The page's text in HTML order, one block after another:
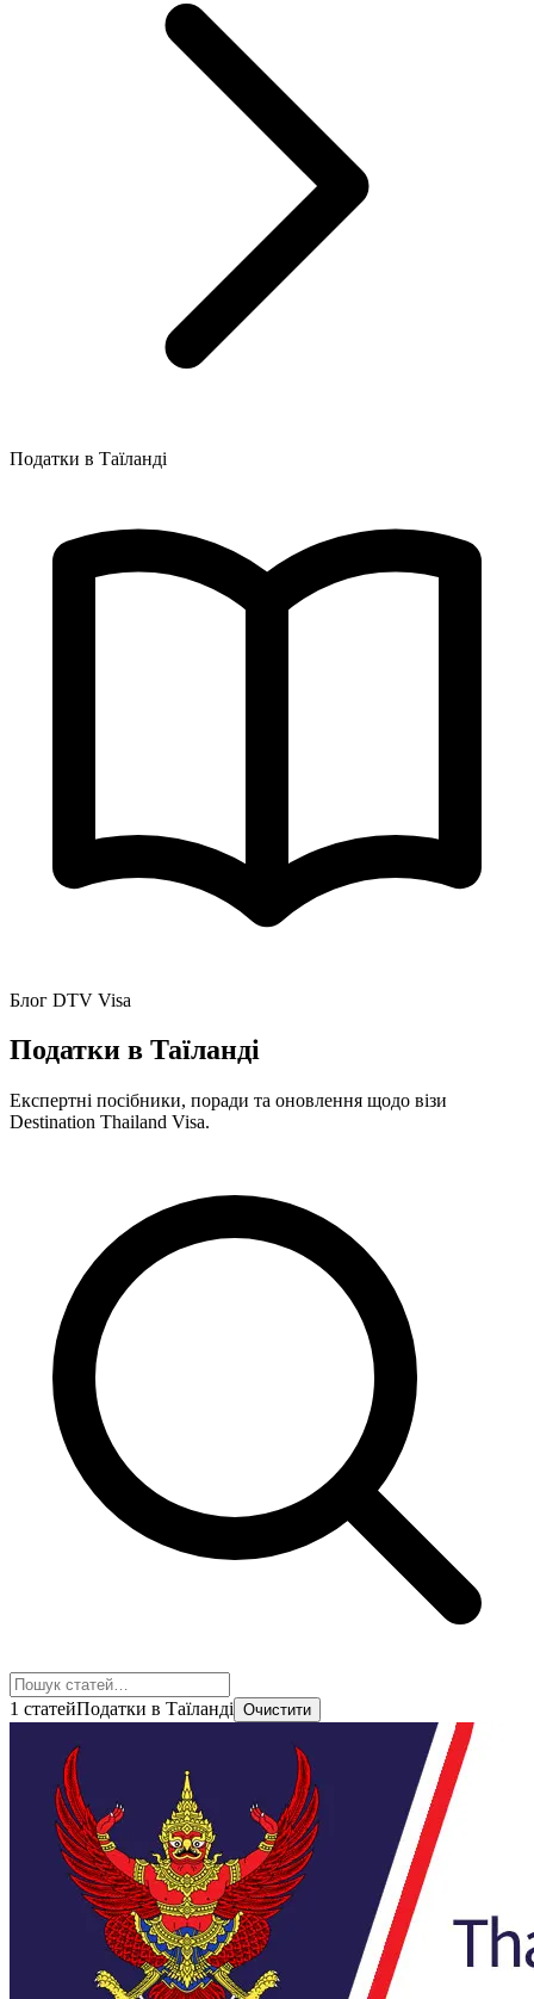
Податки в Таїланді
Блог DTV Visa
Податки в Таїланді
Експертні посібники, поради та оновлення щодо візи
Destination Thailand Visa.
1 статейПодатки в Таїланді Очистити